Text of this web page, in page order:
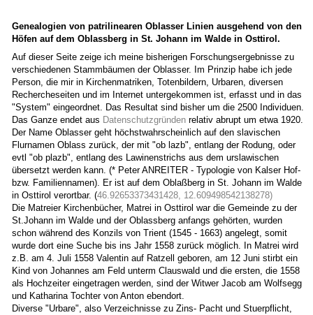
Genealogien von patrilinearen Oblasser Linien ausgehend von den
Höfen auf dem Oblassberg in St. Johann im Walde in Osttirol.
Auf dieser Seite zeige ich meine bisherigen Forschungsergebnisse zu
verschiedenen Stammbäumen der Oblasser. Im Prinzip habe ich jede
Person, die mir in Kirchenmatriken, Totenbildern, Urbaren, diversen
Rechercheseiten und im Internet untergekommen ist, erfasst und in das
"System" eingeordnet. Das Resultat sind bisher um die 2500 Individuen.
Das Ganze endet aus Datenschutzgründenrelativ abrupt um etwa 1920.
Der Name Oblasser geht höchstwahrscheinlich auf den slavischen
Flurnamen Oblass zurück, der mit "ob lazb", entlang der Rodung, oder
evtl "ob plazb", entlang des Lawinenstrichs aus dem urslawischen
übersetzt werden kann. (* Peter ANREITER - Typologie von Kalser Hof-
bzw. Familiennamen). Er ist auf dem Oblaßberg in St. Johann im Walde
in Osttirol verortbar. (46.92653373431428, 12.609498542138278)
Die Matreier Kirchenbücher, Matrei in Osttirol war die Gemeinde zu der
St.Johann im Walde und der Oblassberg anfangs gehörten, wurden
schon während des Konzils von Trient (1545 - 1663) angelegt, somit
wurde dort eine Suche bis ins Jahr 1558 zurück möglich. In Matrei wird
z.B. am 4. Juli 1558 Valentin auf Ratzell geboren, am 12 Juni stirbt ein
Kind von Johannes am Feld unterm Clauswald und die ersten, die 1558
als Hochzeiter eingetragen werden, sind der Witwer Jacob am Wolfsegg
und Katharina Tochter von Anton ebendort.
Diverse "Urbare", also Verzeichnisse zu Zins- Pacht und Stuerpflicht,